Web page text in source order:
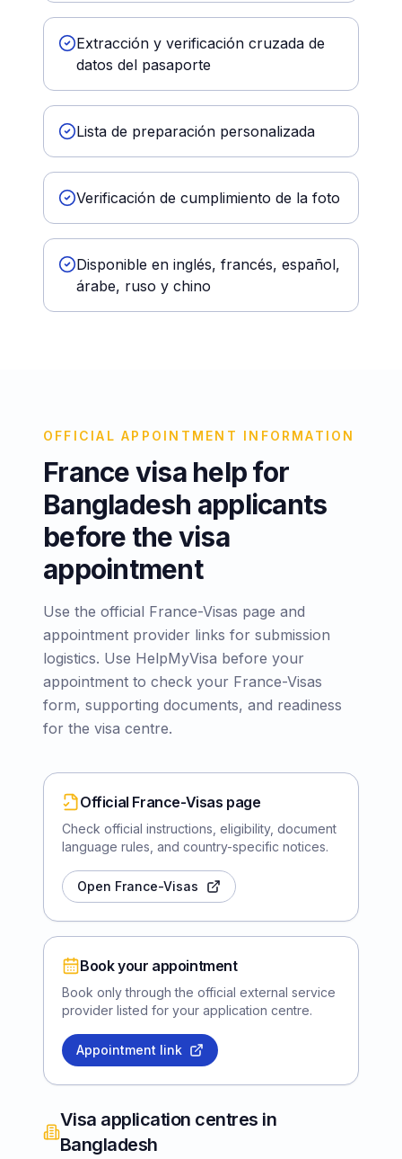
Extracción y verificación cruzada de
datos del pasaporte
Lista de preparación personalizada
Verificación de cumplimiento de la foto
Disponible en inglés, francés, español,
árabe, ruso y chino
OFFICIAL APPOINTMENT INFORMATION
France visa help for
Bangladesh applicants
before the visa
appointment
Use the official France-Visas page and
appointment provider links for submission
logistics. Use HelpMyVisa before your
appointment to check your France-Visas
form, supporting documents, and readiness
for the visa centre.
Official France-Visas page
Check official instructions, eligibility, document
language rules, and country-specific notices.
Open France-Visas
Book your appointment
Book only through the official external service
provider listed for your application centre.
Appointment link
Visa application centres in
Bangladesh